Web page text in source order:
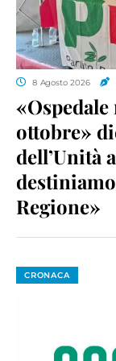
8 Agosto 2026
ottobre»
dell’Unità
Regione»
CRONACA